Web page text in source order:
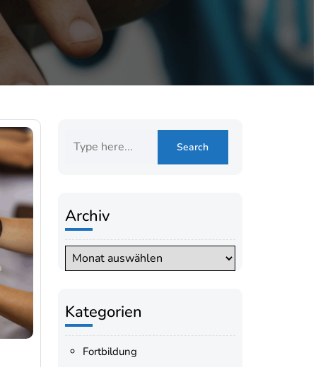
Archiv
Archiv
Kategorien
Fortbildung